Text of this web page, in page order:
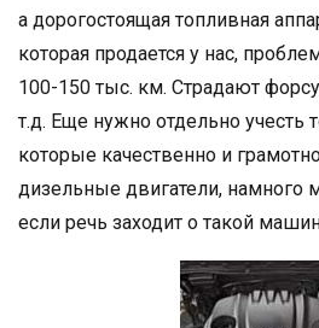
а дорогостоящая топливная
которая продается у нас,
100-150 тыс. км. Страдают
т.д. Еще нужно отдельно учесть
которые качественно и
дизельные двигатели, намного
если речь заходит о такой